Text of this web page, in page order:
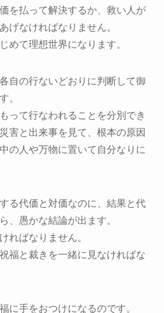
を払って解決するか、救い人が
げなければなりません。
めて理想世界になります。
自の行ないどおりに判断して御
。
って行なわれることを分別でき
害と出来事を見て、根本の原因
の人や万物に置いて自分なりに
る代価と対価なのに、結果と代
、愚かな結論が出ます。
ればなりません。
福と裁きを一緒に見なければな
に手をおつけになるのです。